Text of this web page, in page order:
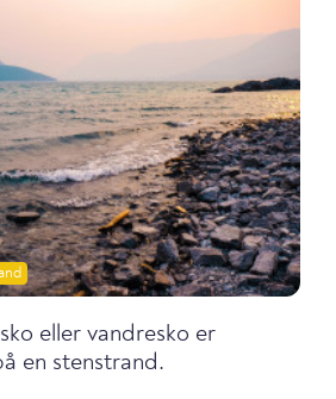
eller vandresko er
en stenstrand.